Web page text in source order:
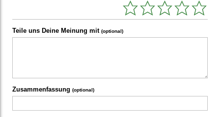
Teile uns Deine Meinung mit (optional)
Zusammenfassung (optional)